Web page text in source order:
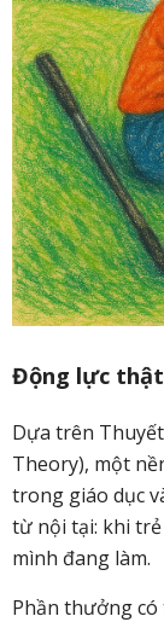
Động lực
Dựa trên
Theory), một
trong giáo dục
từ nội tại: khi
mình đang làm.
Phần thưởng